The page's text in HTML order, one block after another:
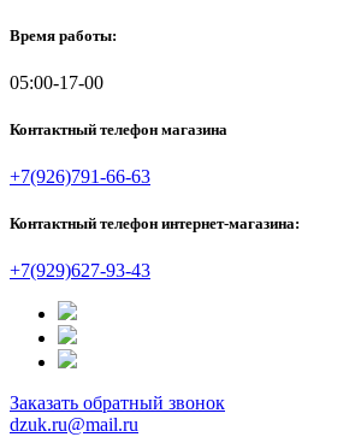
Время работы:
05:00-17-00
Контактный телефон магазина
+7(926)791-66-63
Контактный телефон интернет-магазина:
+7(929)627-93-43
Заказать обратный звонок
dzuk.ru@mail.ru